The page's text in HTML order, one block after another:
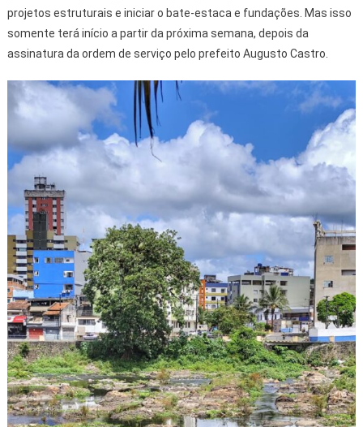
projetos estruturais e iniciar o bate-estaca e fundações. Mas isso
somente terá início a partir da próxima semana, depois da
assinatura da ordem de serviço pelo prefeito Augusto Castro.